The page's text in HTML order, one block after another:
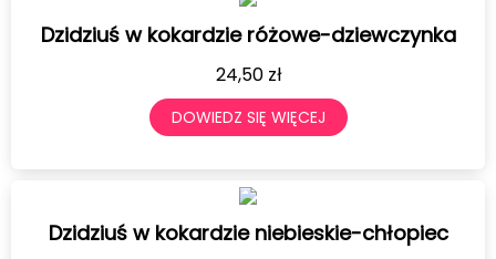
Dzidziuś w kokardzie różowe-dziewczynka
24,50 zł
DOWIEDZ SIĘ WIĘCEJ
Dzidziuś w kokardzie niebieskie-chłopiec